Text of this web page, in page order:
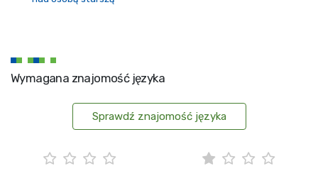
Wymagana znajomość języka
Sprawdź znajomość języka